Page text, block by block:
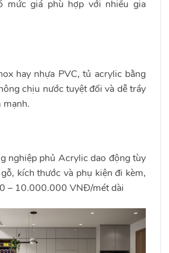
mức giá phù hợp với nhiều gia
hay nhựa PVC, tủ acrylic bằng
chịu nước tuyệt đối và dễ trầy
mạnh.
nghiệp phủ Acrylic dao động tùy
kích thước và phụ kiện đi kèm,
– 10.000.000 VNĐ/mét dài